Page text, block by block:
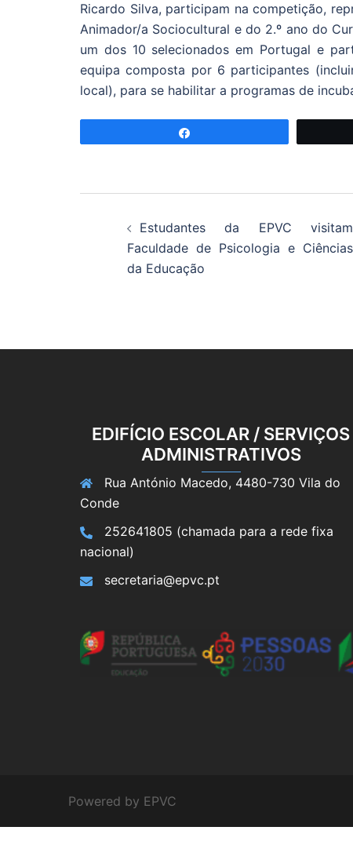
Ricardo Silva, participam na competição,
Animador/a Sociocultural e do 2.º ano do
um dos 10 selecionados em Portugal e
equipa composta por 6 participantes
local), para se habilitar a programas de
artigos
Estudantes da EPVC visitam
Faculdade de Psicologia e Ciências
da Educação
EDIFÍCIO ESCOLAR / SERVIÇOS
ADMINISTRATIVOS
Rua António Macedo, 4480-730 Vila do
Conde
252641805 (chamada para a rede fixa
nacional)
secretaria@epvc.pt
Powered by EPVC